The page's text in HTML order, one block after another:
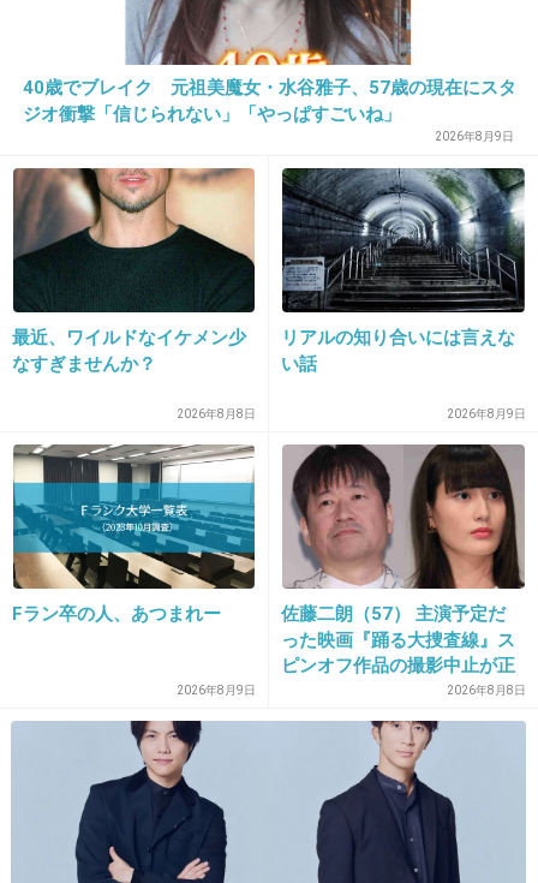
+306
16. 匿名
桃の半顔メイクには勝てません！
出典：encrypted-tbn0.gstatic.com
出典：stat.ameba.jp
+649 -6
2013/07/30(火) 22:57:47
40歳でブレイク 元祖美魔女・水谷雅子、57歳の現在にスタ
ジオ衝撃「信じられない」「やっぱすごいね」
2026年8月9日
最近、ワイルドなイケメン少
なすぎませんか？
2026年8月8日
リアルの知り合いには言えな
い話
2026年8月9日
Fラン卒の人、あつまれー
2026年8月9日
佐藤二朗（57） 主演予定だ
った映画『踊る大捜査線』ス
ピンオフ作品の撮影中止が正
2026年8月8日